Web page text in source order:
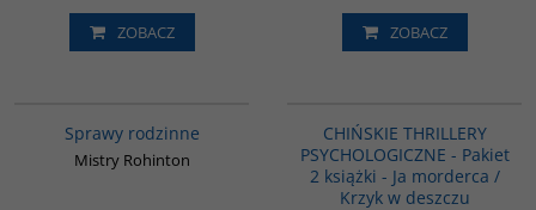
ZOBACZ ZOBACZ
Sprawy rodzinne
Mistry Rohinton
CHIŃSKIE THRILLERY
PSYCHOLOGICZNE - Pakiet
2 książki - Ja morderca /
Krzyk w deszczu